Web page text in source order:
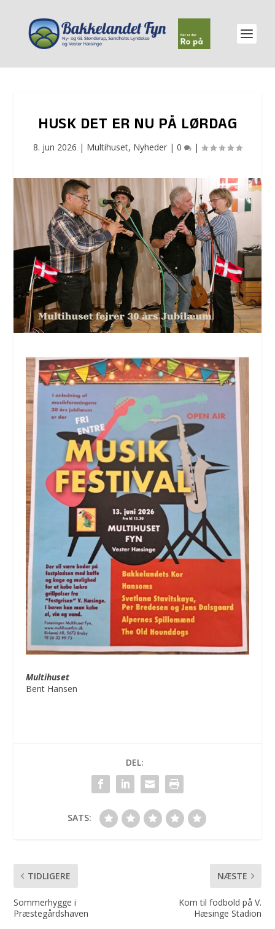
HUSK DET ER NU PÅ LØRDAG
8. jun 2026 | Multihuset, Nyheder | 0 |
Multihuset
Bent Hansen
DEL:
SATS:
TIDLIGERE
Sommerhygge i
Præstegårdshaven
NÆSTE
Kom til fodbold på V.
Hæsinge Stadion